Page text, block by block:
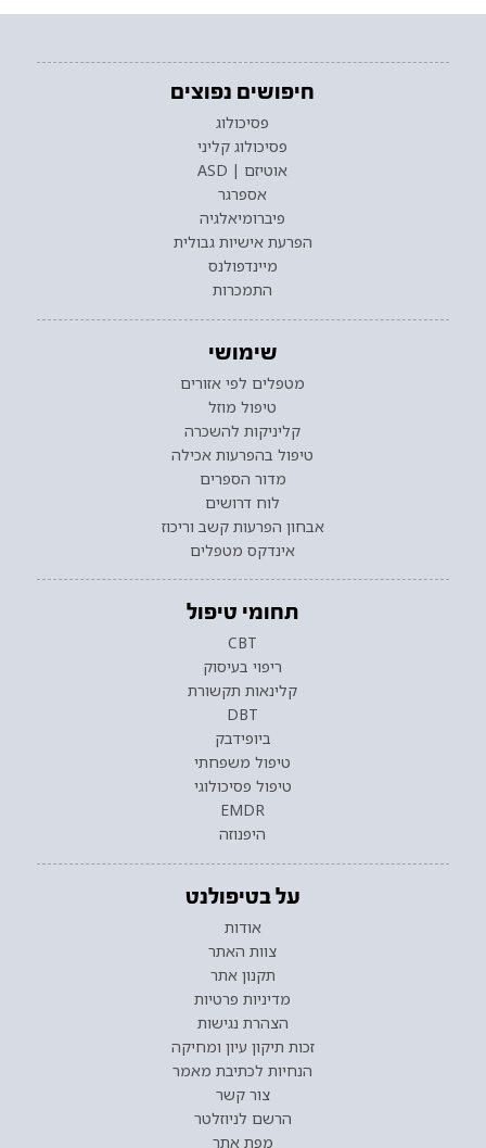
חיפושים נפוצים
פסיכולוג
פסיכולוג קליני
אוטיזם | ASD
אספרגר
פיברומיאלגיה
הפרעת אישיות גבולית
מיינדפולנס
התמכרות
שימושי
מטפלים לפי אזורים
טיפול מוזל
קליניקות להשכרה
טיפול בהפרעות אכילה
מדור הספרים
לוח דרושים
אבחון הפרעות קשב וריכוז
אינדקס מטפלים
תחומי טיפול
CBT
ריפוי בעיסוק
קלינאות תקשורת
DBT
ביופידבק
טיפול משפחתי
טיפול פסיכולוגי
EMDR
היפנוזה
על בטיפולנט
אודות
צוות האתר
תקנון אתר
מדיניות פרטיות
הצהרת נגישות
זכות תיקון עיון ומחיקה
הנחיות לכתיבת מאמר
צור קשר
הרשם לניוזלטר
מפת אתר